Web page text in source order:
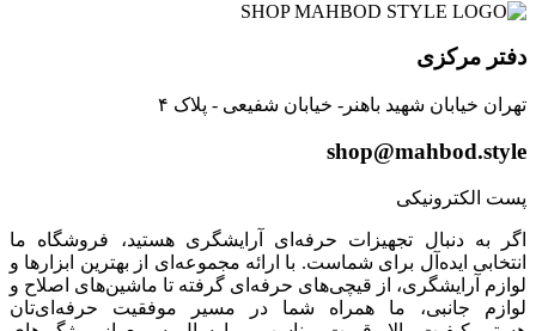
دفتر مرکزی
تهران خیابان شهید باهنر- خیابان شفیعی - پلاک ۴
shop@mahbod.style
پست الکترونیکی
اگر به دنبال تجهیزات حرفه‌ای آرایشگری هستید، فروشگاه ما
انتخابی ایده‌آل برای شماست. با ارائه مجموعه‌ای از بهترین ابزارها و
لوازم آرایشگری، از قیچی‌های حرفه‌ای گرفته تا ماشین‌های اصلاح و
لوازم جانبی، ما همراه شما در مسیر موفقیت حرفه‌ای‌تان